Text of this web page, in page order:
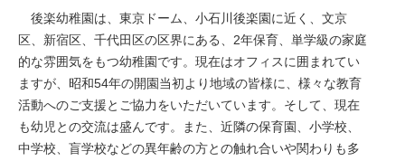
後楽幼稚園は、東京ドーム、小石川後楽園に近く、文京
区、新宿区、千代田区の区界にある、2年保育、単学級の家庭
的な雰囲気をもつ幼稚園です。現在はオフィスに囲まれてい
ますが、昭和54年の開園当初より地域の皆様に、様々な教育
活動へのご支援とご協力をいただいています。そして、現在
も幼児との交流は盛んです。また、近隣の保育園、小学校、
中学校、盲学校などの異年齢の方との触れ合いや関わりも多